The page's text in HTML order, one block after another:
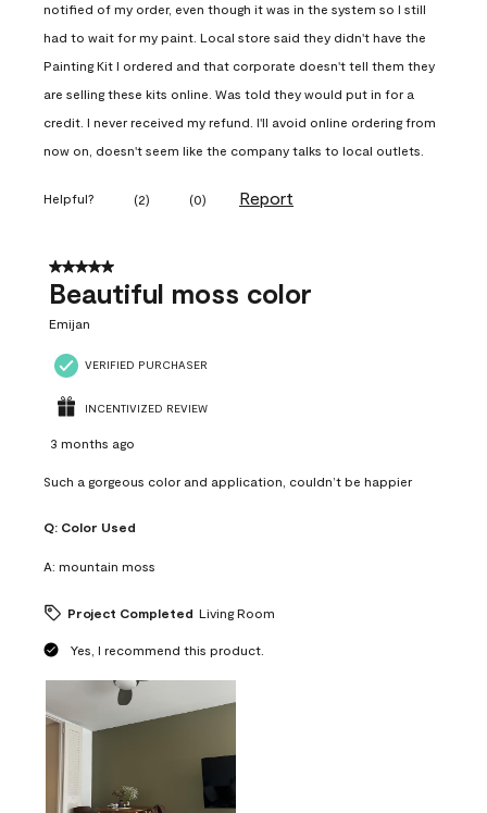
notified of my order, even though it was in the system so I still
had to wait for my paint. Local store said they didn't have the
Painting Kit I ordered and that corporate doesn't tell them they
are selling these kits online. Was told they would put in for a
credit. I never received my refund. I'll avoid online ordering from
now on, doesn't seem like the company talks to local outlets.
Helpful? (2) (0) Report
5 out of 5 stars.
Beautiful moss color
Emijan
VERIFIED PURCHASER
INCENTIVIZED REVIEW
3 months ago
Such a gorgeous color and application, couldn’t be happier
Q: Color Used
A: mountain moss
Project Completed Living Room
Yes, I recommend this product.